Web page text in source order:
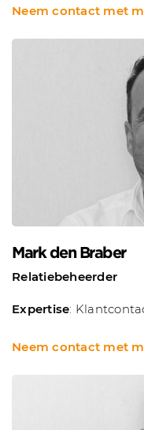
Neem contact met
Mark den Braber
Relatiebeheerder
Expertise:
Neem contact met